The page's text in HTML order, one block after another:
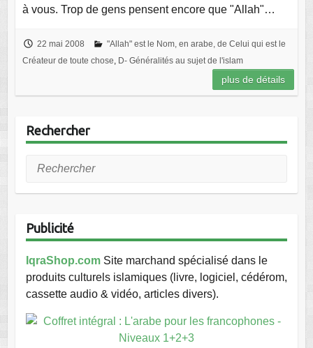
à vous. Trop de gens pensent encore que "Allah"…
22 mai 2008
"Allah" est le Nom, en arabe, de Celui qui est le
Créateur de toute chose, D- Généralités au sujet de l'islam
plus de détails
Rechercher
Rechercher
Publicité
IqraShop.comSite marchand spécialisé dans le
produits culturels islamiques (livre, logiciel, cédérom,
cassette audio & vidéo, articles divers).